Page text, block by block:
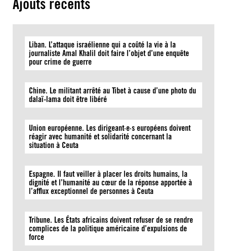
Ajouts récents
Liban. L’attaque israélienne qui a coûté la vie à la
journaliste Amal Khalil doit faire l’objet d’une enquête
pour crime de guerre
Chine. Le militant arrêté au Tibet à cause d’une photo du
dalaï-lama doit être libéré
Union européenne. Les dirigeant·e·s européens doivent
réagir avec humanité et solidarité concernant la
situation à Ceuta
Espagne. Il faut veiller à placer les droits humains, la
dignité et l’humanité au cœur de la réponse apportée à
l’afflux exceptionnel de personnes à Ceuta
Tribune. Les États africains doivent refuser de se rendre
complices de la politique américaine d’expulsions de
force